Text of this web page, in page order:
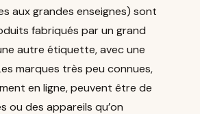
aux grandes enseignes) sont
fabriqués par un grand
autre étiquette, avec une
marques très peu connues,
en ligne, peuvent être de
ou des appareils qu’on